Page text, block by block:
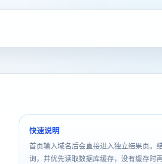
快速说明
首页输入域名后会直接进入独立结果页。
询，并优先读取数据库缓存，没有缓存时